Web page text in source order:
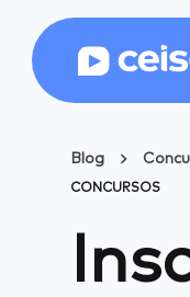
Blog
CONCURSOS